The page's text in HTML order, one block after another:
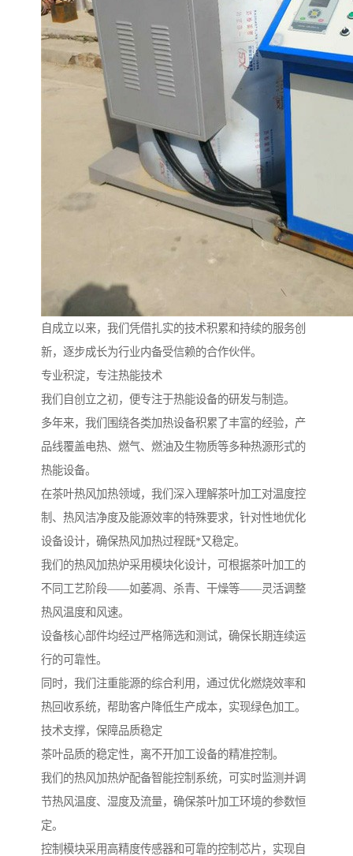
自成立以来，我们凭借扎实的技术积累和持续的服务创
新，逐步成长为行业内备受信赖的合作伙伴。
专业积淀，专注热能技术
我们自创立之初，便专注于热能设备的研发与制造。
多年来，我们围绕各类加热设备积累了丰富的经验，产
品线覆盖电热、燃气、燃油及生物质等多种热源形式的
热能设备。
在茶叶热风加热领域，我们深入理解茶叶加工对温度控
制、热风洁净度及能源效率的特殊要求，针对性地优化
设备设计，确保热风加热过程既*又稳定。
我们的热风加热炉采用模块化设计，可根据茶叶加工的
不同工艺阶段——如萎凋、杀青、干燥等——灵活调整
热风温度和风速。
设备核心部件均经过严格筛选和测试，确保长期连续运
行的可靠性。
同时，我们注重能源的综合利用，通过优化燃烧效率和
热回收系统，帮助客户降低生产成本，实现绿色加工。
技术支撑，保障品质稳定
茶叶品质的稳定性，离不开加工设备的精准控制。
我们的热风加热炉配备智能控制系统，可实时监测并调
节热风温度、湿度及流量，确保茶叶加工环境的参数恒
定。
控制模块采用高精度传感器和可靠的控制芯片，实现自